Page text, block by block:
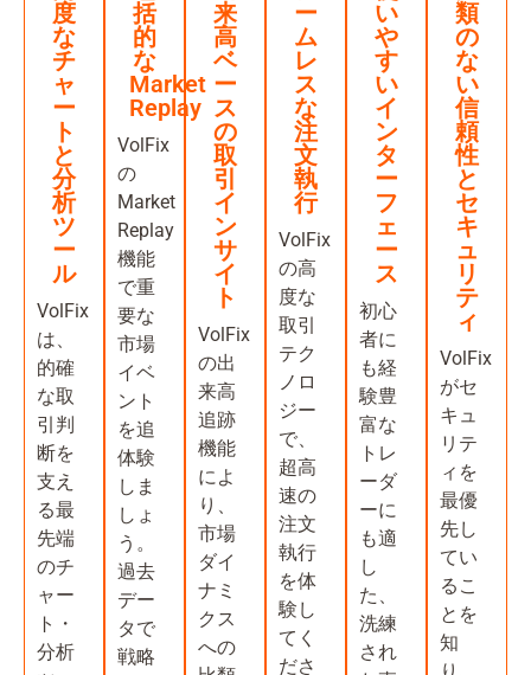
度
な
チ
ャ
ー
ト
と
分
析
ツ
ー
ル
VolFix
は、
的確
な取
引判
断を
支え
る最
先端
のチ
ャー
ト・
分析
括
的
な
Market
Replay
VolFix
の
Market
Replay
機能
で重
要な
市場
イベ
ント
を追
体験
しま
しょ
う。
過去
デー
タで
戦略
来
高
ベ
ー
ス
の
取
引
イ
ン
サ
イ
ト
VolFix
の出
来高
追跡
機能
によ
り、
市場
ダイ
ナミ
クス
への
ー
ム
レ
ス
な
注
文
執
行
VolFix
の高
度な
取引
テク
ノロ
ジー
で、
超高
速の
注文
執行
を体
験し
てく
ださ
い
や
す
い
イ
ン
タ
ー
フ
ェ
ー
ス
初心
者に
も経
験豊
富な
トレ
ーダ
ーに
も適
し
た、
洗練
され
類
の
な
い
信
頼
性
と
セ
キ
ュ
リ
テ
ィ
VolFix
がセ
キュ
リテ
ィを
最優
先し
てい
るこ
とを
知